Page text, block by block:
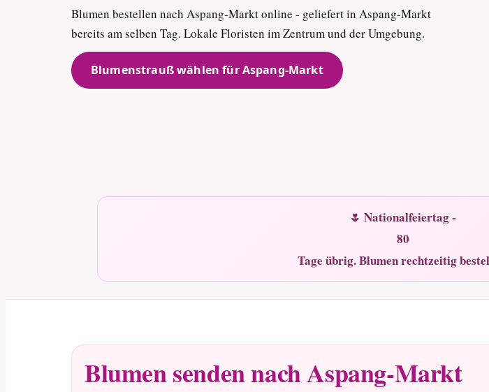
Blumen bestellen nach Aspang-Markt online - geliefert in Aspang-Markt
bereits am selben Tag. Lokale Floristen im Zentrum und der Umgebung.
Blumenstrauß wählen für Aspang-Markt
🌷 Nationalfeiertag -
80
Tage übrig. Blumen rechtzeitig
Blumen senden nach Aspang-Markt